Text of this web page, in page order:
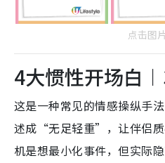
点击图
4大惯性开场白
这是一种常见的情感操纵手
述成“无足轻重”，让伴侣
机是想最小化事件，但实际